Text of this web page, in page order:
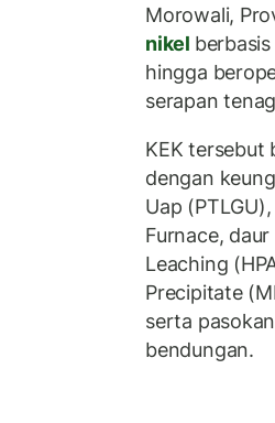
Morowali,
nikel
hingga
serapan
KEK tersebut
dengan
Uap
Furnace,
Leaching
Precipitate
serta
bendungan.